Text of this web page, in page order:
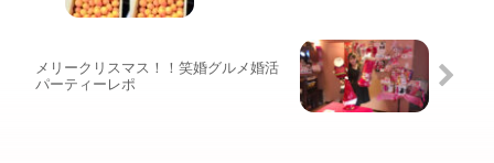
メリークリスマス！！笑婚グルメ婚活
パーティーレポ